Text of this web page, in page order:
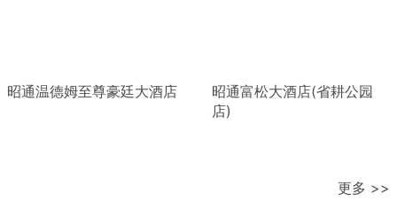
昭通温德姆至尊豪廷大酒店
昭通富松大酒店(省耕公园
店)
更多 >>